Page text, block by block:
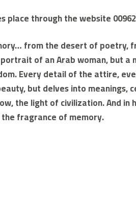
through the website
from the desert of
of an Arab woman, but
Every detail of the attire,
but delves into
the light of civilization. And
fragrance of memory.